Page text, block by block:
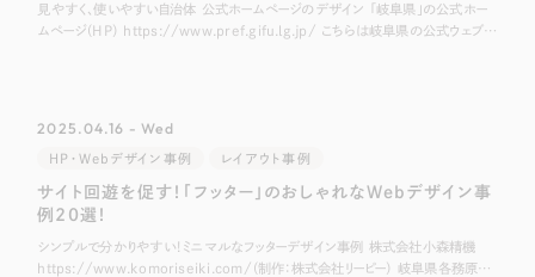
見やすく、使いやすい自治体 公式ホームページのデザイン 「岐阜県」の公式ホー
ムページ（HP） https://www.pref.gifu.lg.jp/ こちらは岐阜県の公式ウェブサ
2025.04.16 - Wed
HP・Webデザイン事例 レイアウト事例
サイト回遊を促す！「フッター」のおしゃれなWebデザイン事
例20選！
シンプルで分かりやすい！ミニマルなフッターデザイン事例 株式会社小森精機
https://www.komoriseiki.com/（制作：株式会社リーピー） 岐阜県各務原市